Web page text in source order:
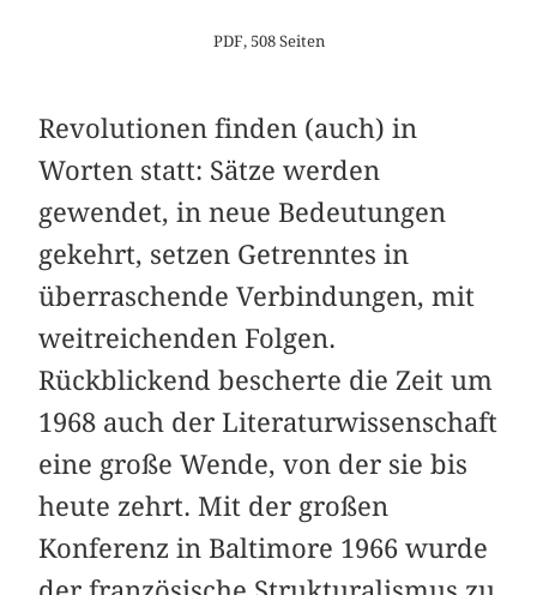
PDF, 508 Seiten
Revolutionen finden (auch) in
Worten statt: Sätze werden
gewendet, in neue Bedeutungen
gekehrt, setzen Getrenntes in
überraschende Verbindungen, mit
weitreichenden Folgen.
Rückblickend bescherte die Zeit um
1968 auch der Literaturwissenschaft
eine große Wende, von der sie bis
heute zehrt. Mit der großen
Konferenz in Baltimore 1966 wurde